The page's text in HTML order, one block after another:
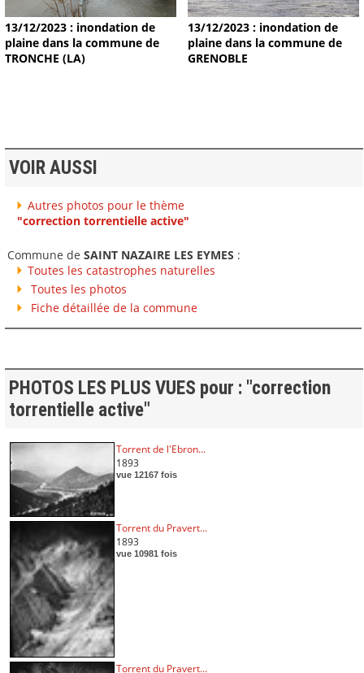
13/12/2023 : inondation de
plaine dans la commune de
TRONCHE (LA)
13/12/2023 : inondation de
plaine dans la commune de
GRENOBLE
VOIR AUSSI
Autres photos pour le thème
"correction torrentielle active"
Commune de SAINT NAZAIRE LES EYMES :
Toutes les catastrophes naturelles
Toutes les photos
Fiche détaillée de la commune
PHOTOS LES PLUS VUES pour : "correction
torrentielle active"
Torrent de l'Ebron...
1893
vue 12167 fois
Torrent du Pravert...
1893
vue 10981 fois
Torrent du Pravert...